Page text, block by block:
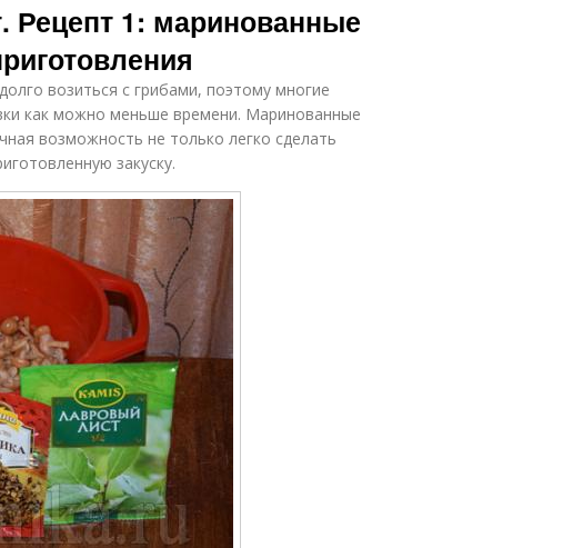
Рецепт 1: маринованные
возиться с грибами, поэтому многие
как можно меньше времени. Маринованные
возможность не только легко сделать
закуску.